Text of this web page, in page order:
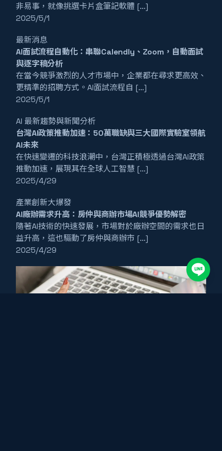
非易事，就像挑選卡片盒筆記軟體 […]
2025/5/1
最新消息
AI面試流程自動化：串聯Calendly、Zoom，自動面試
與逐字稿分析
在當今競爭激烈的人才市場中，企業都在尋求更高效、
更精準的招聘方式。AI面試流程自 […]
2025/5/1
AI 最新趨勢與新聞分析
台灣AI政策推動加速：50萬職缺與三大國際實驗室領航
AI未來
在快速變遷的科技浪潮中，台灣正積極透過台灣AI政策
推動加速，展現其在全球人工智慧 […]
2025/4/29
產業創新大爆發
AI廠辦需求升高：房仲與商辦市場AI競爭優勢解密
隨著AI技術的快速發展，市場對於廠辦空間的需求也日
益升高，這也驅動了房仲與商辦市 […]
2025/4/29